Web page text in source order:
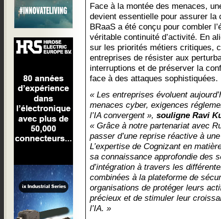
Face à la montée des menaces,
devient essentielle pour assurer
BRaaS a été conçu pour combler
véritable continuité d’activité. En
sur les priorités métiers critiques,
entreprises de résister aux
interruptions et de préserver la
face à des attaques sophistiquées.
« Les entreprises évoluent
menaces cyber, exigences
l’IA convergent », souligne Ravi
« Grâce à notre partenariat avec
passer d’une reprise réactive à
L’expertise de Cognizant en
sa connaissance approfondie des
d’intégration à travers les
combinées à la plateforme de
organisations de protéger leurs
précieux et de stimuler leur
l’IA. »